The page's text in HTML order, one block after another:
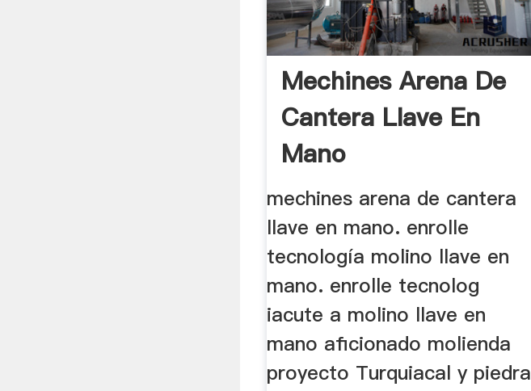
Mechines Arena De
Cantera Llave En
Mano
mechines arena de cantera
llave en mano. enrolle
tecnología molino llave en
mano. enrolle tecnolog
iacute a molino llave en
mano aficionado molienda
proyecto Turquiacal y piedra